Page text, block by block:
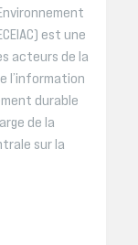
est une
acteurs de la
l’information
durable
de la
sur la